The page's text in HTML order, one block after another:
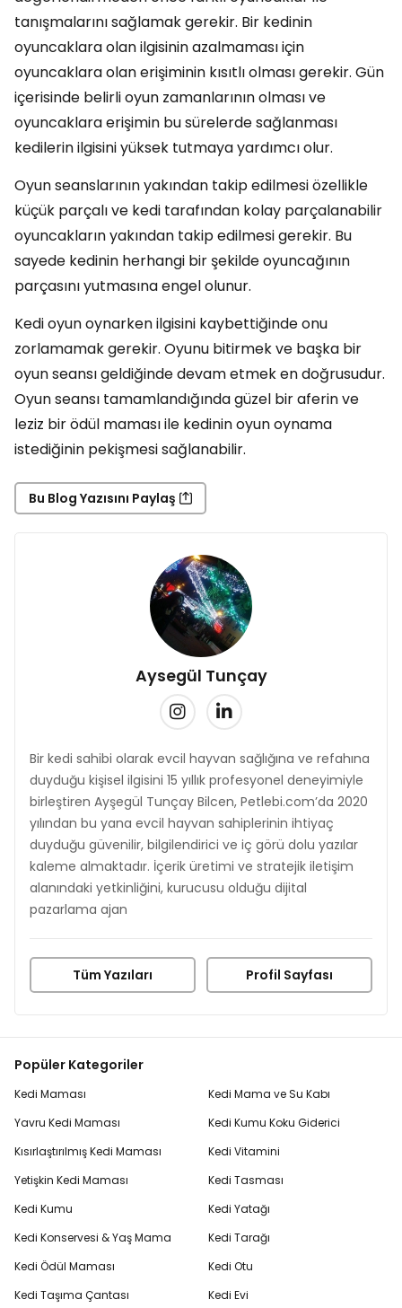
tanışmalarını sağlamak gerekir. Bir kedinin
oyuncaklara olan ilgisinin azalmaması için
oyuncaklara olan erişiminin kısıtlı olması gerekir. Gün
içerisinde belirli oyun zamanlarının olması ve
oyuncaklara erişimin bu sürelerde sağlanması
kedilerin ilgisini yüksek tutmaya yardımcı olur.
Oyun seanslarının yakından takip edilmesi özellikle
küçük parçalı ve kedi tarafından kolay parçalanabilir
oyuncakların yakından takip edilmesi gerekir. Bu
sayede kedinin herhangi bir şekilde oyuncağının
parçasını yutmasına engel olunur.
Kedi oyun oynarken ilgisini kaybettiğinde onu
zorlamamak gerekir. Oyunu bitirmek ve başka bir
oyun seansı geldiğinde devam etmek en doğrusudur.
Oyun seansı tamamlandığında güzel bir aferin ve
leziz bir ödül maması ile kedinin oyun oynama
istediğinin pekişmesi sağlanabilir.
Bu Blog Yazısını Paylaş
Aysegül Tunçay
Bir kedi sahibi olarak evcil hayvan sağlığına ve refahına
duyduğu kişisel ilgisini 15 yıllık profesyonel deneyimiyle
birleştiren Ayşegül Tunçay Bilcen, Petlebi.com’da 2020
yılından bu yana evcil hayvan sahiplerinin ihtiyaç
duyduğu güvenilir, bilgilendirici ve iç görü dolu yazılar
kaleme almaktadır. İçerik üretimi ve stratejik iletişim
alanındaki yetkinliğini, kurucusu olduğu dijital
pazarlama ajan
Tüm Yazıları Profil Sayfası
Popüler Kategoriler
Kedi Maması
Yavru Kedi Maması
Kısırlaştırılmış Kedi Maması
Yetişkin Kedi Maması
Kedi Kumu
Kedi Konservesi & Yaş Mama
Kedi Ödül Maması
Kedi Taşıma Çantası
Kedi Mama ve Su Kabı
Kedi Kumu Koku Giderici
Kedi Vitamini
Kedi Tasması
Kedi Yatağı
Kedi Tarağı
Kedi Otu
Kedi Evi